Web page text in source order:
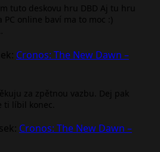
tuto deskovu hru DBD Aj tu hru
PC online baví ma to moc :)
: Cronos: The New Dawn –
za zpětnou vazbu. Dej pak
ti líbil konec.
: Cronos: The New Dawn –